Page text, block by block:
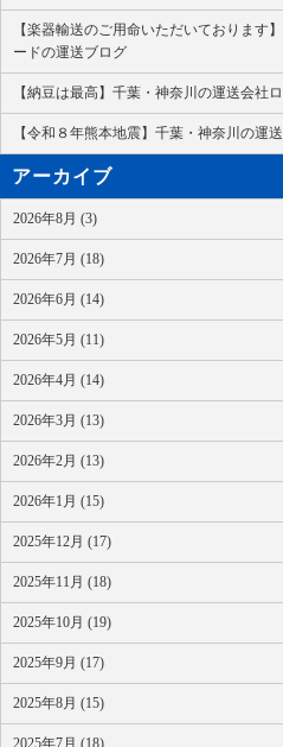
【楽器輸送のご用命いただいております
ードの運送ブログ
【納豆は最高】千葉・神奈川の運送会社
【令和８年熊本地震】千葉・神奈川の運
アーカイブ
2026年8月 (3)
2026年7月 (18)
2026年6月 (14)
2026年5月 (11)
2026年4月 (14)
2026年3月 (13)
2026年2月 (13)
2026年1月 (15)
2025年12月 (17)
2025年11月 (18)
2025年10月 (19)
2025年9月 (17)
2025年8月 (15)